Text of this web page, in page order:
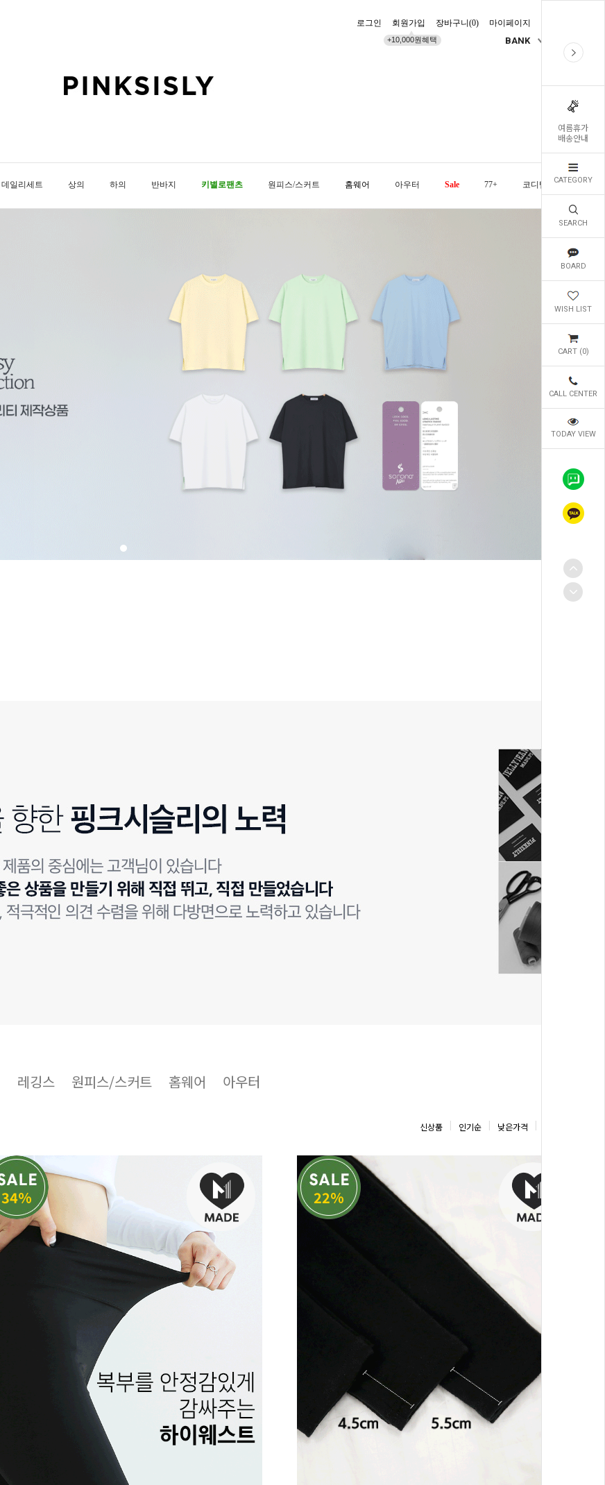
여름휴가
배송안내
CATEGORY
SEARCH
BOARD
WISH LIST
CART (0)
CALL CENTER
TODAY VIEW
로그인 회원가입
+10,000원혜택
장바구니(0) 마이페이지
BANK
데일리세트 상의 하의 반바지 키별로팬츠 원피스/스커트 홈웨어 아우터 Sale 77+ 코디템 오늘발송
레깅스 원피스/스커트 홈웨어 아우터
신상품 | 인기순 | 낮은가격 |
34% 22%